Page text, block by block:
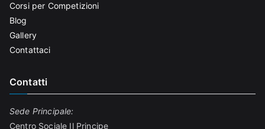
Corsi per Competizioni
Blog
Gallery
Contattaci
Contatti
Sede Principale:
Centro Sociale Il Principe